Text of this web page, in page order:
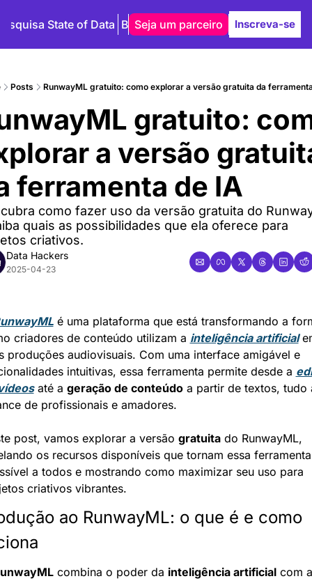
State of Data Blog Autores
Seja um parceiro Inscreva-se
Posts RunwayML gratuito: como explorar a versão gratuita da
gratuito:
a versão
ferramenta de IA
como fazer uso da versão gratuita do
quais as possibilidades que ela oferece para
criativos.
Data Hackers
2025-04-23
é uma plataforma que está transformando a
criadores de conteúdo utilizam a inteligência artificial
produções audiovisuais. Com uma interface amigável e
intuitivas, essa ferramenta permite desde a
até a geração de conteúdo a partir de textos, tudo
de profissionais e amadores.
post, vamos explorar a versão gratuita do RunwayML,
os recursos disponíveis que tornam essa ferramenta
a todos e mostrando como maximizar seu uso para
criativos vibrantes.
ao RunwayML: o que é e como
combina o poder da inteligência artificial com a